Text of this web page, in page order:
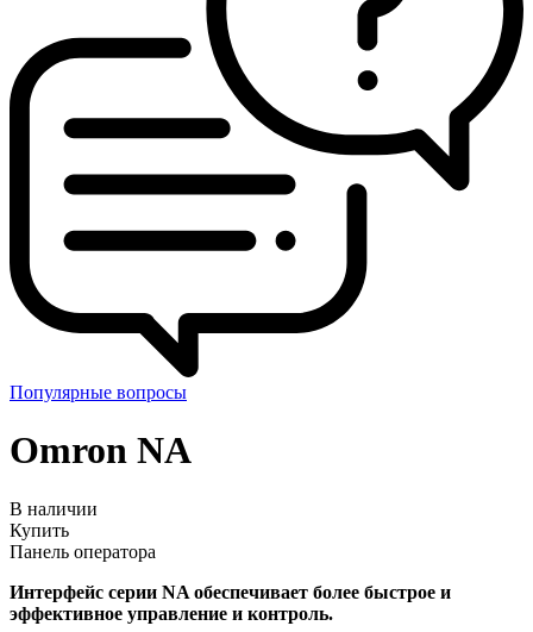
Популярные вопросы
Omron NA
В наличии
Купить
Панель оператора
Интерфейс серии NA обеспечивает более быстрое и
эффективное управление и контроль.